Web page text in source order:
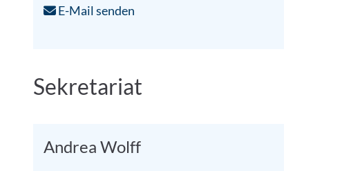
E-Mail senden
Sekretariat
Andrea Wolff